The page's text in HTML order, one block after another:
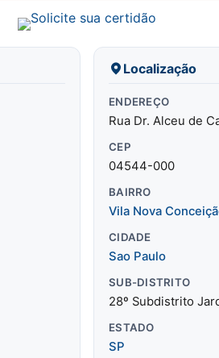
Localização
ENDEREÇO
Rua Dr. Alceu de
CEP
04544-000
BAIRRO
Vila Nova
CIDADE
Sao Paulo
SUB-DISTRITO
28º Subdistrito
ESTADO
SP